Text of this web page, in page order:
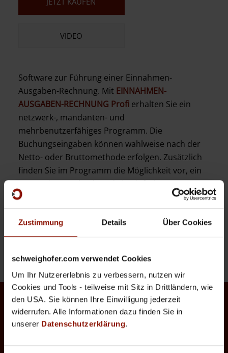
Zustimmung Details Über Cookies
schweighofer.com verwendet Cookies
Um Ihr Nutzererlebnis zu verbessern, nutzen wir
Cookies und Tools - teilweise mit Sitz in Drittländern, wie
den USA. Sie können Ihre Einwilligung jederzeit
widerrufen. Alle Informationen dazu finden Sie in
unserer Datenschutzerklärung.
VIDEO
Software zur Führung einer Einnahmen-
Ausgaben-Rechnung. Mit EINNAHMEN-
AUSGABEN-RECHNUNG Profierhalten Sie ein
netzwerk-, mandanten- und
mehrbenutzerfähiges Programm. Die
Buchungseingaben können wahlweise nach der
Netto- oder Bruttomethode erfolgen. Zusätzlich
finden Sie im Programm die Möglichkeit vor, ein
Wareneingangsbuch und ein einfaches
Anlagenverzeichnis zu führen!
Die Profi-Version enthält die österreichischen
Jahressteuerklärungenfür E1 (inklusive
Einkommenssteuerberechnung), E6 und U1 sowie